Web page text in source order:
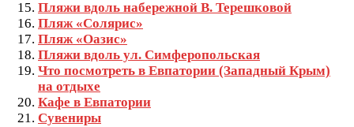
Пляжи вдоль набережной В. Терешковой
Пляж «Солярис»
Пляж «Оазис»
Пляжи вдоль ул. Симферопольская
Что посмотреть в Евпатории (Западный Крым)
на отдыхе
Кафе в Евпатории
Сувениры